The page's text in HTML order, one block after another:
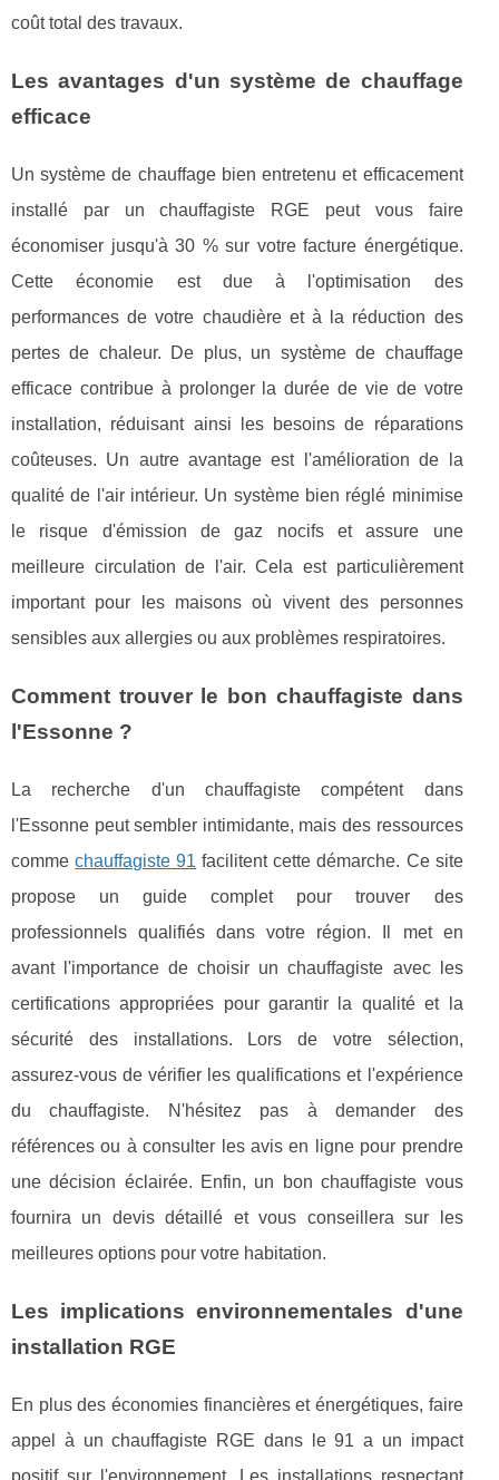
coût total des travaux.
Les avantages d'un système de chauffage
efficace
Un système de chauffage bien entretenu et efficacement
installé par un chauffagiste RGE peut vous faire
économiser jusqu'à 30 % sur votre facture énergétique.
Cette économie est due à l'optimisation des
performances de votre chaudière et à la réduction des
pertes de chaleur. De plus, un système de chauffage
efficace contribue à prolonger la durée de vie de votre
installation, réduisant ainsi les besoins de réparations
coûteuses. Un autre avantage est l'amélioration de la
qualité de l'air intérieur. Un système bien réglé minimise
le risque d'émission de gaz nocifs et assure une
meilleure circulation de l'air. Cela est particulièrement
important pour les maisons où vivent des personnes
sensibles aux allergies ou aux problèmes respiratoires.
Comment trouver le bon chauffagiste dans
l'Essonne ?
La recherche d'un chauffagiste compétent dans
l'Essonne peut sembler intimidante, mais des ressources
commechauffagiste 91 facilitent cette démarche. Ce site
propose un guide complet pour trouver des
professionnels qualifiés dans votre région. Il met en
avant l'importance de choisir un chauffagiste avec les
certifications appropriées pour garantir la qualité et la
sécurité des installations. Lors de votre sélection,
assurez-vous de vérifier les qualifications et l'expérience
du chauffagiste. N'hésitez pas à demander des
références ou à consulter les avis en ligne pour prendre
une décision éclairée. Enfin, un bon chauffagiste vous
fournira un devis détaillé et vous conseillera sur les
meilleures options pour votre habitation.
Les implications environnementales d'une
installation RGE
En plus des économies financières et énergétiques, faire
appel à un chauffagiste RGE dans le 91 a un impact